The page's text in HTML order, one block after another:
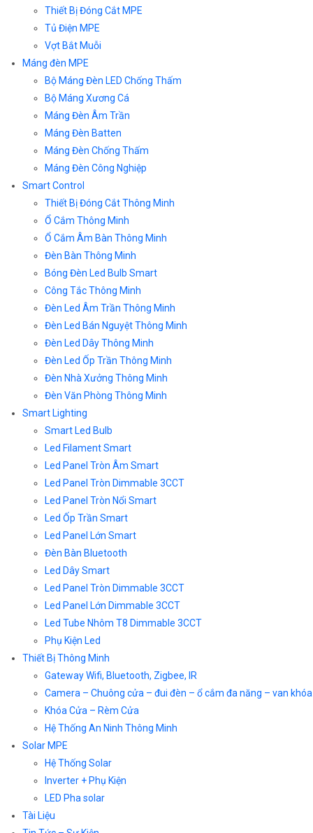
Thiết Bị Đóng Cắt MPE
Tủ Điện MPE
Vợt Bắt Muỗi
Máng đèn MPE
Bộ Máng Đèn LED Chống Thấm
Bộ Máng Xương Cá
Máng Đèn Âm Trần
Máng Đèn Batten
Máng Đèn Chống Thấm
Máng Đèn Công Nghiệp
Smart Control
Thiết Bị Đóng Cắt Thông Minh
Ổ Cắm Thông Minh
Ổ Cắm Âm Bàn Thông Minh
Đèn Bàn Thông Minh
Bóng Đèn Led Bulb Smart
Công Tắc Thông Minh
Đèn Led Âm Trần Thông Minh
Đèn Led Bán Nguyệt Thông Minh
Đèn Led Dây Thông Minh
Đèn Led Ốp Trần Thông Minh
Đèn Nhà Xưởng Thông Minh
Đèn Văn Phòng Thông Minh
Smart Lighting
Smart Led Bulb
Led Filament Smart
Led Panel Tròn Âm Smart
Led Panel Tròn Dimmable 3CCT
Led Panel Tròn Nổi Smart
Led Ốp Trần Smart
Led Panel Lớn Smart
Đèn Bàn Bluetooth
Led Dây Smart
Led Panel Tròn Dimmable 3CCT
Led Panel Lớn Dimmable 3CCT
Led Tube Nhôm T8 Dimmable 3CCT
Phụ Kiện Led
Thiết Bị Thông Minh
Gateway Wifi, Bluetooth, Zigbee, IR
Camera – Chuông cửa – đui đèn – ổ cắm đa năng – van khóa
Khóa Cửa – Rèm Cửa
Hệ Thống An Ninh Thông Minh
Solar MPE
Hệ Thống Solar
Inverter + Phụ Kiện
LED Pha solar
Tài Liệu